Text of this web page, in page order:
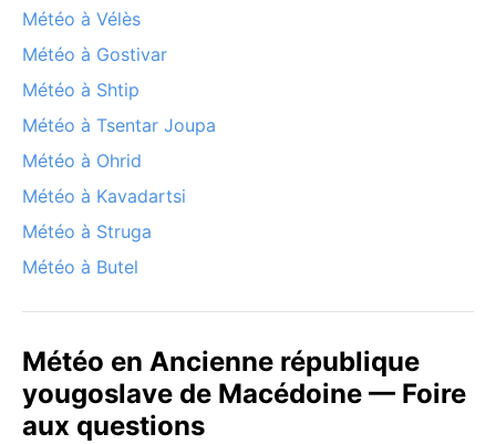
Météo à Vélès
Météo à Gostivar
Météo à Shtip
Météo à Tsentar Joupa
Météo à Ohrid
Météo à Kavadartsi
Météo à Struga
Météo à Butel
Météo en Ancienne république
yougoslave de Macédoine — Foire
aux questions